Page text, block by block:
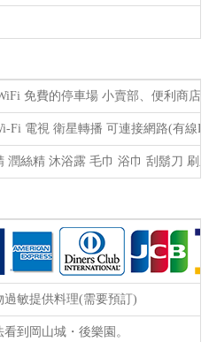
免費的停車場 小賣部、便利商
Fi 電視 衛星轉播 可連接網路(有線
潤絲精 沐浴露 毛巾 浴巾 刮鬍刀 刷
過敏提供料理(需要預訂)
到岡山城・後樂園。